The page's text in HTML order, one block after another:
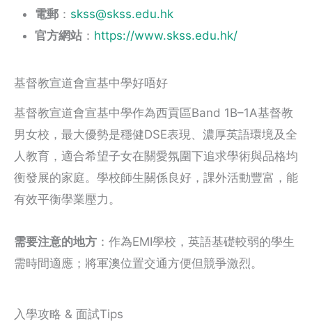
電郵 ： skss@skss.edu.hk
官方網站 ： https://www.skss.edu.hk/
基督教宣道會宣基中學好唔好
基督教宣道會宣基中學作為西貢區Band 1B–1A基督教
男女校，最大優勢是穩健DSE表現、濃厚英語環境及全
人教育，適合希望子女在關愛氛圍下追求學術與品格均
衡發展的家庭。學校師生關係良好，課外活動豐富，能
有效平衡學業壓力。
需要注意的地方 ：作為EMI學校，英語基礎較弱的學生
需時間適應；將軍澳位置交通方便但競爭激烈。
入學攻略 & 面試Tips